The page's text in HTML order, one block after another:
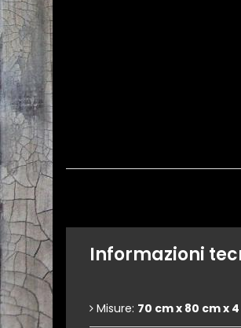
Informazioni
Misure: 70 cm x 80 cm x